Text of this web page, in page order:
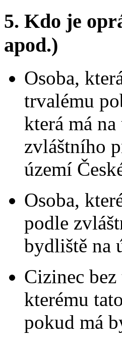
5. Kdo je
apod.)
Osoba,
trvalému
která má
zvláštního
území
Osoba,
podle
bydliště na
Cizinec
kterému
pokud má